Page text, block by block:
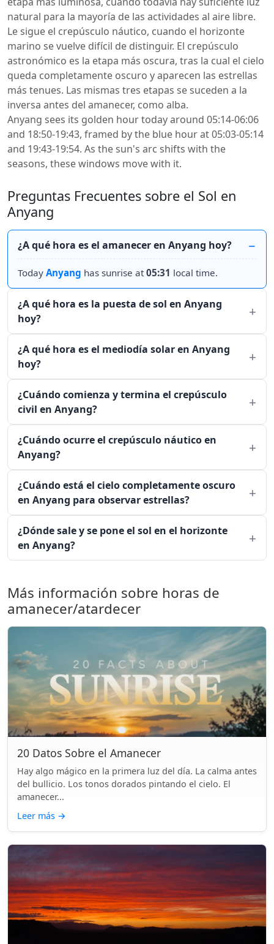
natural para la mayoría de las actividades al aire libre.
Le sigue el crepúsculo náutico, cuando el horizonte
marino se vuelve difícil de distinguir. El crepúsculo
astronómico es la etapa más oscura, tras la cual el cielo
queda completamente oscuro y aparecen las estrellas
más tenues. Las mismas tres etapas se suceden a la
inversa antes del amanecer, como alba.
Anyang sees its golden hour today around 05:14-06:06
and 18:50-19:43, framed by the blue hour at 05:03-05:14
and 19:43-19:54. As the sun's arc shifts with the
seasons, these windows move with it.
Preguntas Frecuentes sobre el Sol en
Anyang
¿A qué hora es el amanecer en Anyang hoy?
Today Anyang has sunrise at05:31 local time.
¿A qué hora es la puesta de sol en Anyang
hoy?
¿A qué hora es el mediodía solar en Anyang
hoy?
¿Cuándo comienza y termina el crepúsculo
civil en Anyang?
¿Cuándo ocurre el crepúsculo náutico en
Anyang?
¿Cuándo está el cielo completamente oscuro
en Anyang para observar estrellas?
¿Dónde sale y se pone el sol en el horizonte
en Anyang?
Más información sobre horas de
amanecer/atardecer
20 Datos Sobre el Amanecer
Hay algo mágico en la primera luz del día. La calma antes
del bullicio. Los tonos dorados pintando el cielo. El
amanecer...
Leer más →